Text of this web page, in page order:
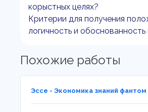
корыстных целях?
Критерии для получения
логичность и
Похожие работы
Эссе - Экономика знаний фантом